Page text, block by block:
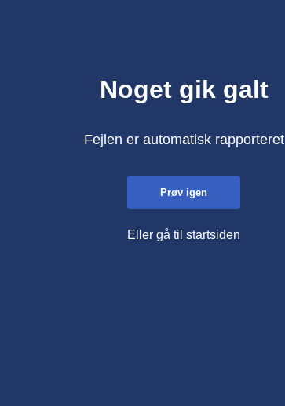
Noget gik galt
Fejlen er automatisk rapporteret
Prøv igen
Eller gå til startsiden